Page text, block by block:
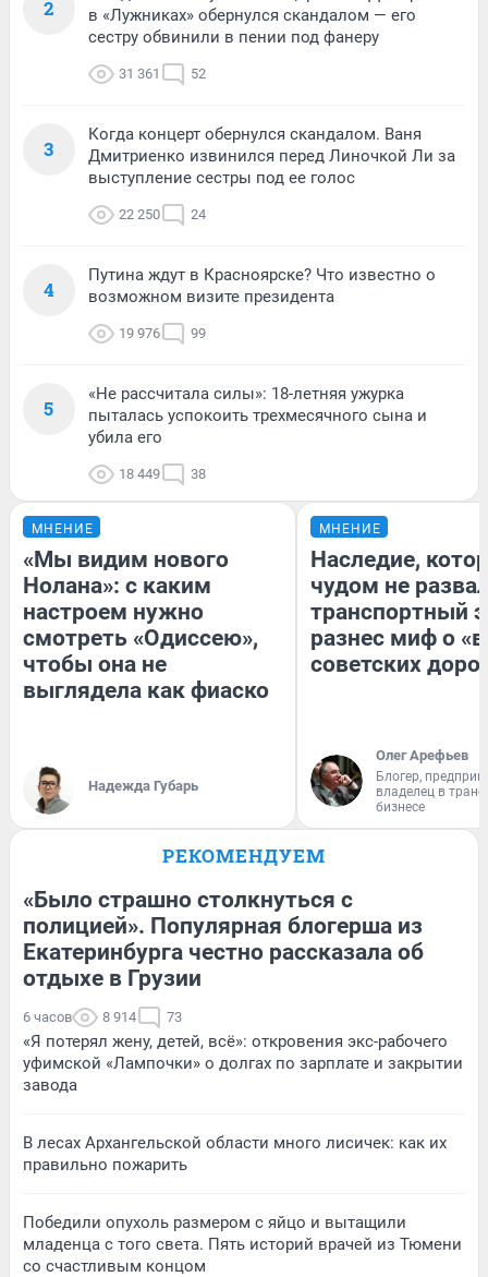
2
в «Лужниках» обернулся скандалом — его
сестру обвинили в пении под фанеру
31 361 52
3
Когда концерт обернулся скандалом. Ваня
Дмитриенко извинился перед Линочкой Ли за
выступление сестры под ее голос
22 250 24
4
Путина ждут в Красноярске? Что известно о
возможном визите президента
19 976 99
5
«Не рассчитала силы»: 18-летняя ужурка
пыталась успокоить трехмесячного сына и
убила его
18 449 38
МНЕНИЕ
«Мы видим нового
Нолана»: с каким
настроем нужно
смотреть «Одиссею»,
чтобы она не
выглядела как фиаско
Надежда Губарь
МНЕНИЕ
Наследие,
чудом не
транспортный
разнес миф о
советских
Олег Арефьев
Блогер,
владелец в
бизнесе
РЕКОМЕНДУЕМ
«Было страшно столкнуться с
полицией». Популярная блогерша из
Екатеринбурга честно рассказала об
отдыхе в Грузии
6 часов 8 914 73
«Я потерял жену, детей, всё»: откровения экс-рабочего
уфимской «Лампочки» о долгах по зарплате и закрытии
завода
В лесах Архангельской области много лисичек: как их
правильно пожарить
Победили опухоль размером с яйцо и вытащили
младенца с того света. Пять историй врачей из Тюмени
со счастливым концом